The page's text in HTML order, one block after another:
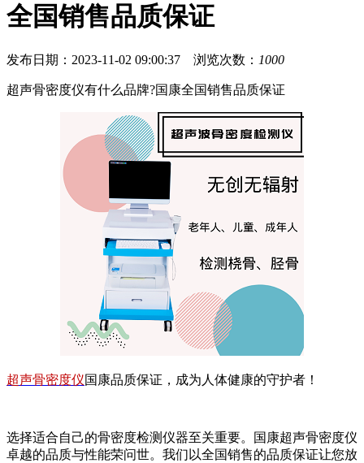
全国销售品质保证
发布日期：2023-11-02 09:00:37 浏览次数： 1000
超声骨密度仪有什么品牌?国康全国销售品质保证
超声骨密度仪国康品质保证，成为人体健康的守护者！
选择适合自己的骨密度检测仪器至关重要。国康超声骨密度仪
卓越的品质与性能荣问世。我们以全国销售的品质保证让您放